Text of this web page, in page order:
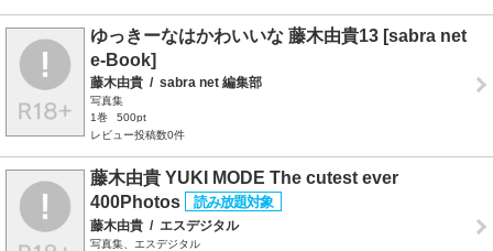
ゆっきーなはかわいいな 藤木由貴13 [sabra net
e-Book]
藤木由貴 / sabra net 編集部
写真集
1巻
500pt
レビュー投稿数0件
藤木由貴 YUKI MODE The cutest ever
400Photos
藤木由貴 / エスデジタル
写真集、エスデジタル